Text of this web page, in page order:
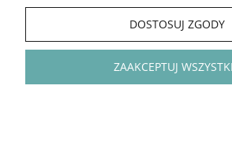
Zobacz opinie
INFORMACJE
DOSTOSUJ ZGODY
ZAAKCEPTUJ